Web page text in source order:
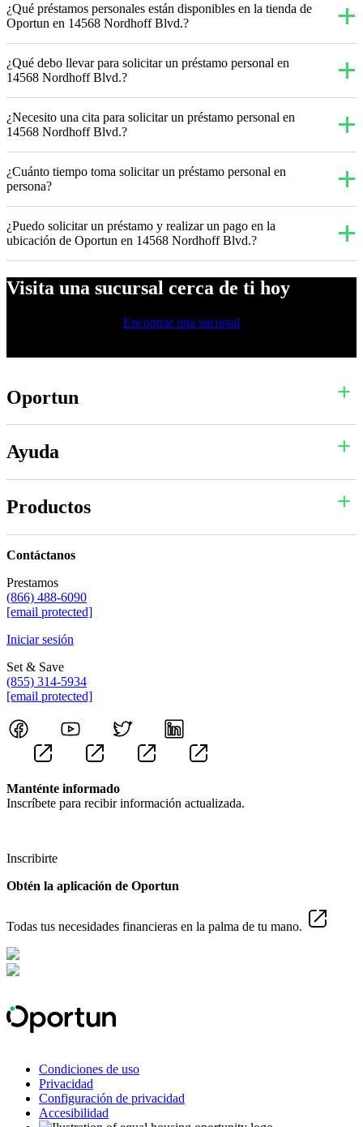
¿Qué préstamos personales están disponibles en la tienda de
Oportun en 14568 Nordhoff Blvd.?
¿Qué debo llevar para solicitar un préstamo personal en
14568 Nordhoff Blvd.?
¿Necesito una cita para solicitar un préstamo personal en
14568 Nordhoff Blvd.?
¿Cuánto tiempo toma solicitar un préstamo personal en
persona?
¿Puedo solicitar un préstamo y realizar un pago en la
ubicación de Oportun en 14568 Nordhoff Blvd.?
Visita una sucursal cerca de ti hoy
Encontrar una sucursal
Oportun
Ayuda
Productos
Contáctanos
Prestamos
(866) 488-6090
[email protected]
Iniciar sesión
Set & Save
(855) 314-5934
[email protected]
Manténte informado
Inscríbete para recibir información actualizada.
Inscribirte
Obtén la aplicación de Oportun
Todas tus necesidades financieras en la palma de tu mano.
Condiciones de uso
Privacidad
Configuración de privacidad
Accesibilidad